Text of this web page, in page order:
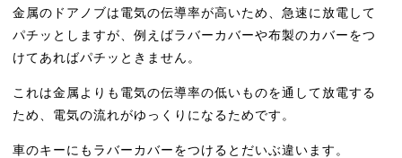
金属のドアノブは電気の伝導率が高いため、急速に放電して
パチッとしますが、例えばラバーカバーや布製のカバーをつ
けてあればパチッときません。
これは金属よりも電気の伝導率の低いものを通して放電する
ため、電気の流れがゆっくりになるためです。
車のキーにもラバーカバーをつけるとだいぶ違います。